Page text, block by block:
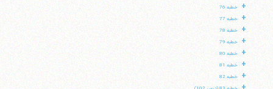
+ خطبه 76
+ خطبه 77
+ خطبه 78
+ خطبه 79
+ خطبه 80
+ خطبه 81
+ خطبه 82